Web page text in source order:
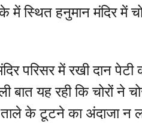
स्थित हनुमान मंदिर में
परिसर में रखी दान
बात यह रही कि चोरों ने
ताले के टूटने का अंदाजा न